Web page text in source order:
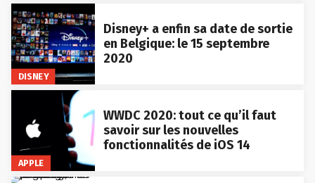
DISNEY
Disney+ a enfin sa date de sortie
en Belgique: le 15 septembre
2020
APPLE
WWDC 2020: tout ce qu’il faut
savoir sur les nouvelles
fonctionnalités de iOS 14